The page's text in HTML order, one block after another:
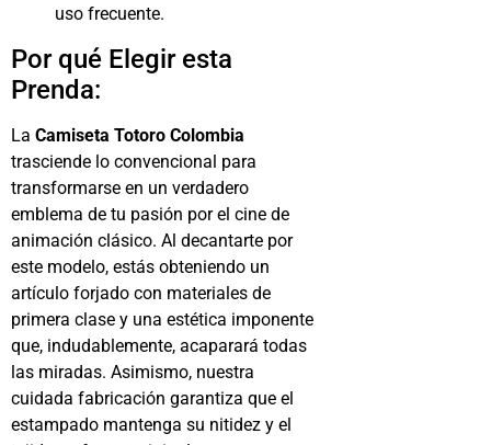
uso frecuente.
Por qué Elegir esta
Prenda:
La Camiseta Totoro Colombia
trasciende lo convencional para
transformarse en un verdadero
emblema de tu pasión por el cine de
animación clásico. Al decantarte por
este modelo, estás obteniendo un
artículo forjado con materiales de
primera clase y una estética imponente
que, indudablemente, acaparará todas
las miradas. Asimismo, nuestra
cuidada fabricación garantiza que el
estampado mantenga su nitidez y el